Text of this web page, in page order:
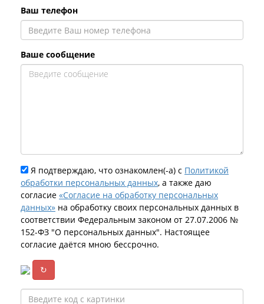
Ваш телефон
Ваше сообщение
Я подтверждаю, что ознакомлен(-а) с Политикой
обработки персональных данных, а также даю
согласие «Согласие на обработку персональных
данных» на обработку своих персональных данных в
соответствии Федеральным законом от 27.07.2006 №
152-ФЗ "О персональных данных". Настоящее
согласие даётся мною бессрочно.
↻